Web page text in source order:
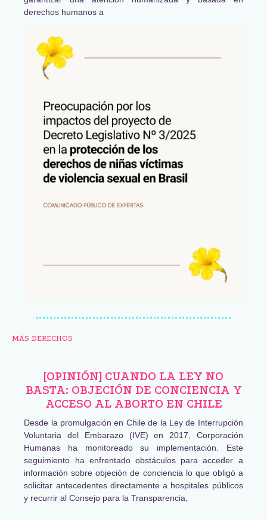
derechos humanos a
MÁS DERECHOS
[OPINIÓN] CUANDO LA LEY NO
BASTA: OBJECIÓN DE CONCIENCIA Y
ACCESO AL ABORTO EN CHILE
Desde la promulgación en Chile de la Ley de Interrupción
Voluntaria del Embarazo (IVE) en 2017, Corporación
Humanas ha monitoreado su implementación. Este
seguimiento ha enfrentado obstáculos para acceder a
información sobre objeción de conciencia lo que obligó a
solicitar antecedentes directamente a hospitales públicos
y recurrir al Consejo para la Transparencia,